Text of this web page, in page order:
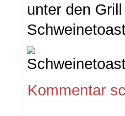
unter den
Kommentar